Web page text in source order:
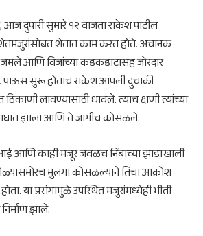
आज दुपारी सुमारे १२ वाजता राकेश पाटील
शेतात काम करत होते. अचानक
आणि विजांच्या कडकडाटासह जोरदार
पाऊस सुरू होताच राकेश आपली दुचाकी
ठिकाणी लावण्यासाठी धावले. त्याच क्षणी त्यांच्या
झाला आणि ते जागीच कोसळले.
आणि काही मजूर जवळच निंबाच्या झाडाखाली
मुलगा कोसळल्याने तिचा आक्रोश
या प्रसंगामुळे उपस्थित मजुरांमध्येही भीती
झाले.